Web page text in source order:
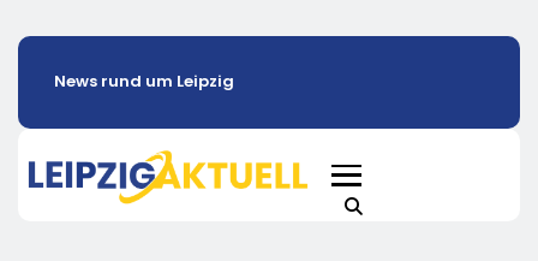
News rund um Leipzig